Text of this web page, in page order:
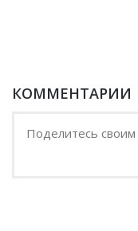
КОММЕНТАРИИ